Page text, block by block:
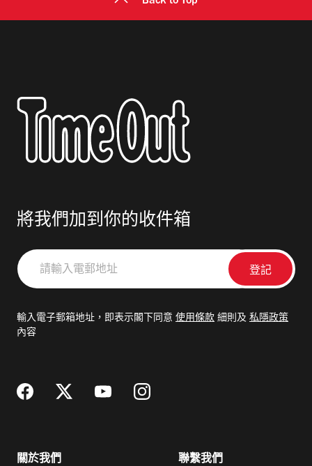
將我們加到你的收件箱
請
輸
郵
輸入電子郵箱地址，即表示閣下同意 使用條款 細則及 私隱政策
內容
關於我們 聯繫我們